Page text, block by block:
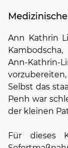
Ann Kathrin
Ann-
Selbst das
Penh war
der kleinen
Für dieses